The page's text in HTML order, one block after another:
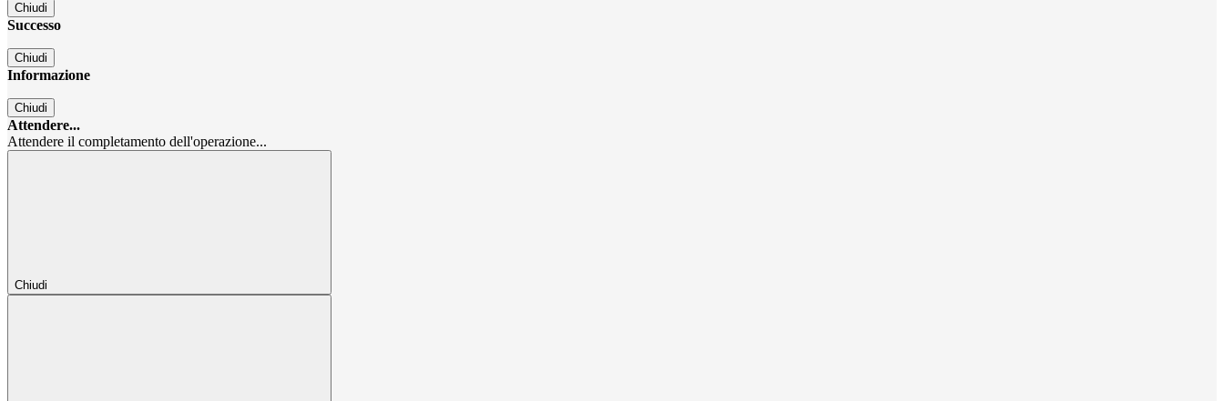
Chiudi
Successo
Chiudi
Informazione
Chiudi
Attendere...
Attendere il completamento dell'operazione...
Chiudi